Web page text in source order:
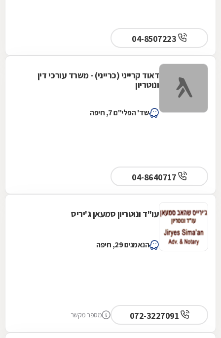
דאוד קרייני (כרייני) - משרד עורכי דין
ונוטריון
שד' הפלי"ם 7, חיפה
עו"ד ונוטריון סמעאן ג'יריס
הנאמנים 29, חיפה
מספר מקשר